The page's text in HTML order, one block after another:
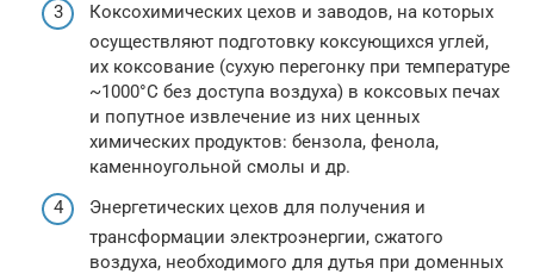
Коксохимических цехов и заводов, на которых
осуществляют подготовку коксующихся углей,
их коксование (сухую перегонку при температуре
~1000°С без доступа воздуха) в коксовых печах
и попутное извлечение из них ценных
химических продуктов: бензола, фенола,
каменноугольной смолы и др.
Энергетических цехов для получения и
трансформации электроэнергии, сжатого
воздуха, необходимого для дутья при доменных